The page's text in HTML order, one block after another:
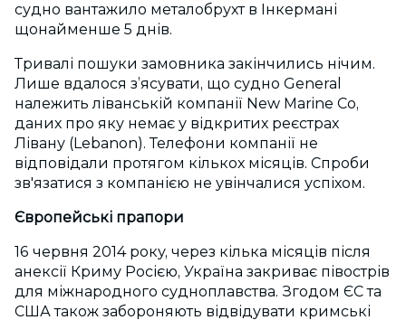
судно вантажило металобрухт в Інкермані
щонайменше 5 днів.
Тривалі пошуки замовника закінчились нічим.
Лише вдалося з’ясувати, що судно General
належить ліванській компанії New Marine Co,
даних про яку немає у відкритих реєстрах
Лівану (Lebanon). Телефони компанії не
відповідали протягом кількох місяців. Спроби
зв'язатися з компанією не увінчалися успіхом.
Європейські прапори
16 червня 2014 року, через кілька місяців після
анексії Криму Росією, Україна закриває півострів
для міжнародного судноплавства. Згодом ЄС та
США також забороняють відвідувати кримські